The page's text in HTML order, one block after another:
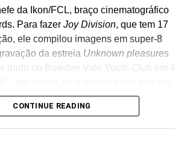
Um post compartilhado por LANA DEL REY (@honeymoon)
como algumas das obras de que
O álbum principal,Stove, continua
Henry, come on,BluebirdeWhite
da Ikon/FCL, braço cinematográfico
Para fazer Joy Division, que tem 17
ele compilou imagens em super-8
da estreia Unknown pleasures
dado no Bowden Vale Youth Club em 4
filmado. Há também uma entrevista
CONTINUE READING